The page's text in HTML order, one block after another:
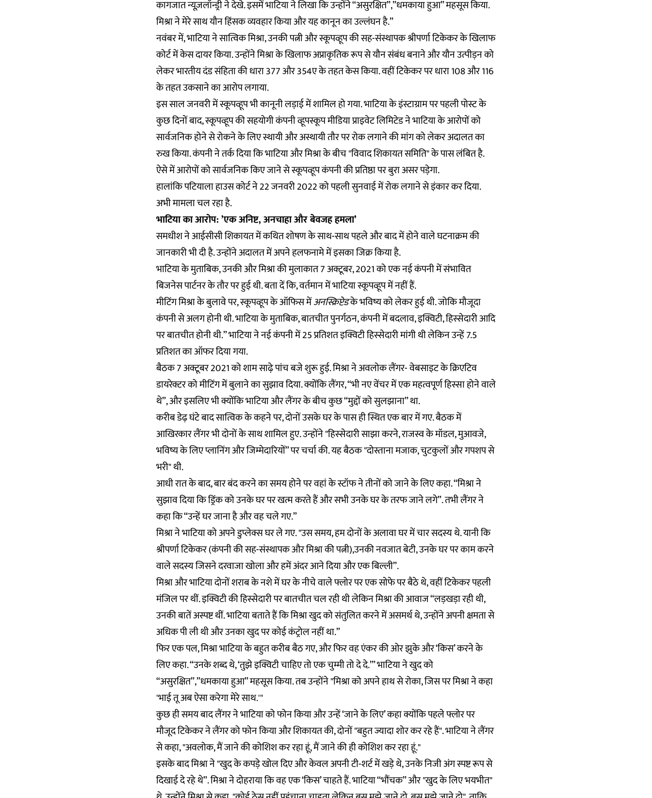
कागजात न्यूज़लॉन्ड्री ने देखे. इसमें भाटिया ने लिखा कि उन्होंने “असुरक्षित”,”धमकाया हुआ” महसूस किया.
मिश्रा ने मेरे साथ यौन हिंसक व्यवहार किया और यह कानून का उल्लंघन है.”
नवंबर में, भाटिया ने सात्विक मिश्रा, उनकी पत्नी और स्कूपव्हूप की सह-संस्थापक श्रीपर्णा टिकेकर के खिलाफ
कोर्ट में केस दायर किया. उन्होंने मिश्रा के खिलाफ अप्राकृतिक रूप से यौन संबंध बनाने और यौन उत्पीड़न को
लेकर भारतीय दंड संहिता की धारा 377 और 354ए के तहत केस किया. वहीं टिकेकर पर धारा 108 और 116
के तहत उकसाने का आरोप लगाया.
इस साल जनवरी में स्कूपव्हूप भी कानूनी लड़ाई में शामिल हो गया. भाटिया के इंस्टाग्राम पर पहली पोस्ट के
कुछ दिनों बाद, स्कूपव्हूप की सहयोगी कंपनी व्हूपस्कूप मीडिया प्राइवेट लिमिटेड ने भाटिया के आरोपों को
सार्वजनिक होने से रोकने के लिए स्थायी और अस्थायी तौर पर रोक लगाने की मांग को लेकर अदालत का
रुख किया. कंपनी ने तर्क दिया कि भाटिया और मिश्रा के बीच "विवाद शिकायत समिति" के पास लंबित है.
ऐसे में आरोपों को सार्वजनिक किए जाने से स्कूपव्हूप कंपनी की प्रतिष्ठा पर बुरा असर पड़ेगा.
हालांकि पटियाला हाउस कोर्ट ने 22 जनवरी 2022 को पहली सुनवाई में रोक लगाने से इंकार कर दिया.
अभी मामला चल रहा है.
भाटिया का आरोप: ’एक अनिष्ट, अनचाहा और बेवजह हमला’
समधीश ने आईसीसी शिकायत में कथित शोषण के साथ-साथ पहले और बाद में होने वाले घटनाक्रम की
जानकारी भी दी है. उन्होंने अदालत में अपने हलफनामे में इसका जिक्र किया है.
भाटिया के मुताबिक, उनकी और मिश्रा की मुलाकात 7 अक्टूबर, 2021 को एक नई कंपनी में संभावित
बिजनेस पार्टनर के तौर पर हुई थी. बता दें कि, वर्तमान में भाटिया स्कूपव्हूप में नहीं हैं.
मीटिंग मिश्रा के बुलावे पर, स्कूपव्हूप के ऑफिस मेंअनस्क्रिप्टेडके भविष्य को लेकर हुई थी. जोकि मौजूदा
कंपनी से अलग होनी थी. भाटिया के मुताबिक, बातचीत पुनर्गठन, कंपनी में बदलाव, इक्विटी, हिस्सेदारी आदि
पर बातचीत होनी थी.” भाटिया ने नई कंपनी में 25 प्रतिशत इक्विटी हिस्सेदारी मांगी थी लेकिन उन्हें 7.5
प्रतिशत का ऑफर दिया गया.
बैठक 7 अक्टूबर 2021 को शाम साढ़े पांच बजे शुरू हुई. मिश्रा ने अवलोक लैंगर- वेबसाइट के क्रिएटिव
डायरेक्टर को मीटिंग में बुलाने का सुझाव दिया. क्योंकि लैंगर, “भी नए वेंचर में एक महत्वपूर्ण हिस्सा होने वाले
थे”, और इसलिए भी क्योंकि भाटिया और लैंगर के बीच कुछ “मुद्दों को सुलझाना” था.
करीब डेढ़ घंटे बाद सात्विक के कहने पर, दोनों उसके घर के पास ही स्थित एक बार में गए. बैठक में
आखिरकार लैंगर भी दोनों के साथ शामिल हुए. उन्होंने "हिस्सेदारी साझा करने, राजस्व के मॉडल, मुआवजे,
भविष्य के लिए प्लानिंग और जिम्मेदारियों” पर चर्चा की. यह बैठक "दोस्ताना मजाक, चुटकुलों और गपशप से
भरी" थी.
आधी रात के बाद, बार बंद करने का समय होने पर वहां के स्टॉफ ने तीनों को जाने के लिए कहा. “मिश्रा ने
सुझाव दिया कि ड्रिंक को उनके घर पर खत्म करते हैं और सभी उनके घर के तरफ जाने लगे”. तभी लैंगर ने
कहा कि “उन्हें घर जाना है और वह चले गए.”
मिश्रा ने भाटिया को अपने डुप्लेक्स घर ले गए. "उस समय, हम दोनों के अलावा घर में चार सदस्य थे. यानी कि
श्रीपर्णा टिकेकर (कंपनी की सह-संस्थापक और मिश्रा की पत्नी),उनकी नवजात बेटी, उनके घर पर काम करने
वाले सदस्य जिसने दरवाजा खोला और हमें अंदर आने दिया और एक बिल्ली”.
मिश्रा और भाटिया दोनों शराब के नशे में घर के नीचे वाले फ्लोर पर एक सोफे पर बैठे थे, वहीं टिकेकर पहली
मंजिल पर थीं. इक्विटी की हिस्सेदारी पर बातचीत चल रही थी लेकिन मिश्रा की आवाज “लड़खड़ा रही थी,
उनकी बातें अस्पष्ट थीं. भाटिया बताते हैं कि मिश्रा खुद को संतुलित करने में असमर्थ थे, उन्होंने अपनी क्षमता से
अधिक पी ली थी और उनका खुद पर कोई कंट्रोल नहीं था.”
फिर एक पल, मिश्रा भाटिया के बहुत करीब बैठ गए, और फिर वह एंकर की ओर झुके और ‘किस’ करने के
लिए कहा. “उनके शब्द थे, ‘तुझे इक्विटी चाहिए तो एक चुम्मी तो दे दे.’” भाटिया ने खुद को
“असुरक्षित”,”धमकाया हुआ” महसूस किया. तब उन्होंने "मिश्रा को अपने हाथ से रोका, जिस पर मिश्रा ने कहा
'भाई तू अब ऐसा करेगा मेरे साथ.'"
कुछ ही समय बाद लैंगर ने भाटिया को फोन किया और उन्हें ‘जाने के लिए’ कहा क्योंकि पहले फ्लोर पर
मौजूद टिकेकर ने लैंगर को फोन किया और शिकायत की, दोनों "बहुत ज्यादा शोर कर रहे हैं". भाटिया ने लैंगर
से कहा, "अवलोक, मैं जाने की कोशिश कर रहा हूं, मैं जाने की ही कोशिश कर रहा हूं."
इसके बाद मिश्रा ने "खुद के कपड़े खोल दिए और केवल अपनी टी-शर्ट में खड़े थे, उनके निजी अंग स्पष्ट रूप से
दिखाई दे रहे थे”. मिश्रा ने दोहराया कि वह एक ‘किस’ चाहते हैं. भाटिया “भौंचक” और "खुद के लिए भयभीत"